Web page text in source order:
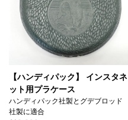
【ハンディパック】 インスタネ
ット用プラケース
ハンディパック社製とグデブロッド
社製に適合